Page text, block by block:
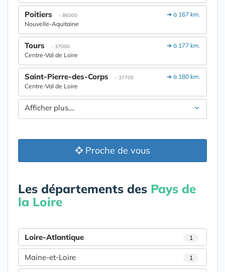
➔ à 167 km.
Poitiers - 86000
Nouvelle-Aquitaine
➔ à 177 km.
Tours - 37000
Centre-Val de Loire
➔ à 180 km.
Saint-Pierre-des-Corps - 37700
Centre-Val de Loire
Afficher plus....
Proche de vous
Les départements des Pays de
la Loire
Loire-Atlantique 1
Maine-et-Loire 1